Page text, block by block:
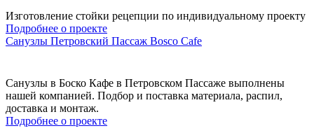
Изготовление стойки рецепции по индивидуальному проекту
Подробнее о проекте
Санузлы Петровский Пассаж Bosco Cafe
Санузлы в Боско Кафе в Петровском Пассаже выполнены
нашей компанией. Подбор и поставка материала, распил,
доставка и монтаж.
Подробнее о проекте